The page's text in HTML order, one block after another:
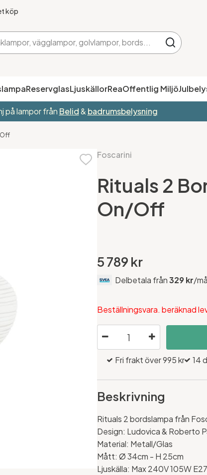
köp
ReservglasLjuskällorReaOffentlig Miljö
på lampor från Belid& badrumsbelysning
Off
Foscarini
Rituals 2
On/Off
5 789 kr
Delbetala från329 kr/
Beställningsvara. beräknad
Fri frakt över 995 kr 14
Beskrivning
Rituals 2 bordslampa från
Design: Ludovica & Roberto
Material: Metall/Glas
Mått:Ø 34cm - H 25cm
Ljuskälla: Max 240V 105W